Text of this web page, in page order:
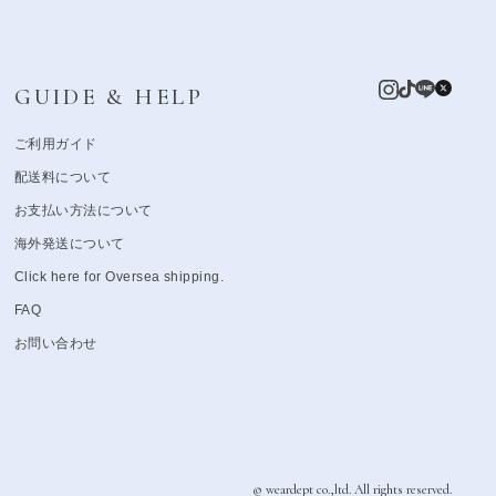
GUIDE & HELP
ご利用ガイド
配送料について
お支払い方法について
海外発送について
Click here for Oversea shipping.
FAQ
お問い合わせ
© weardept co.,ltd. All rights reserved.